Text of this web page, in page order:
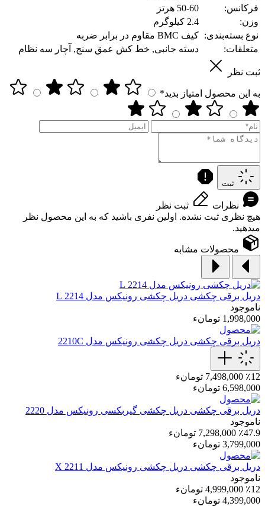
فرکانس:
50-60 هرتز
وزن:
2.4 کیلوگرم
نوع بسته‌بندی: کیف BMC مقاوم در برابر ضربه
متعلقات:
دسته جانبی, خط کش عمق سنج, آچار سه نظام
ثبت نظر
به این محصول امتیاز بدید*
ثبت
نظرات
ثبت نظر
هیچ نظری ثبت نشده. اولین نفری باشید که به این محصول نظر
میدهید.
محصولات مشابه
دریل برقی چکشی دریل چکشی رونیکس مدل 2214 L
ناموجود
1,998,000 تومانء
دریل برقی چکشی دریل چکشی رونیکس مدل 2210C
٪12 7,498,000 تومانء
6,598,000 تومانء
دریل برقی چکشی دریل چکشی گیربکسی رونیکس مدل 2220
ناموجود
٪47.9 7,298,000 تومانء
3,799,000 تومانء
دریل برقی چکشی دریل چکشی رونیکس مدل 2211 X
ناموجود
٪12 4,999,000 تومانء
4,399,000 تومانء